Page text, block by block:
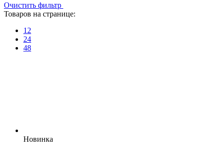
Очистить фильтр
Товаров на странице:
12
24
48
Новинка